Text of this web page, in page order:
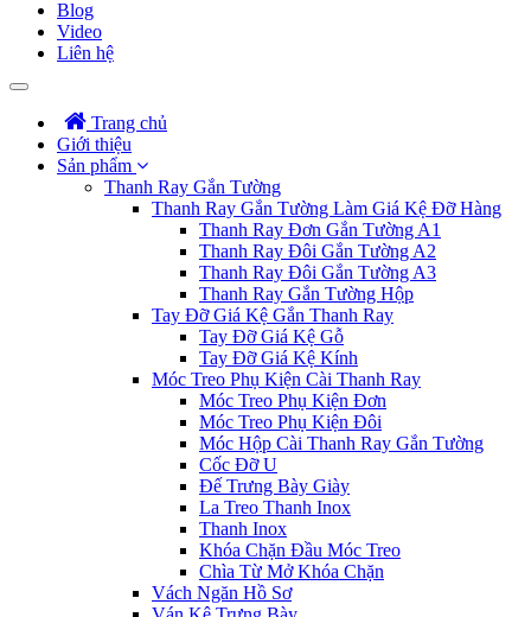
Blog
Video
Liên hệ
Trang chủ
Giới thiệu
Sản phẩm
Thanh Ray Gắn Tường
Thanh Ray Gắn Tường Làm Giá Kệ Đỡ Hàng
Thanh Ray Đơn Gắn Tường A1
Thanh Ray Đôi Gắn Tường A2
Thanh Ray Đôi Gắn Tường A3
Thanh Ray Gắn Tường Hộp
Tay Đỡ Giá Kệ Gắn Thanh Ray
Tay Đỡ Giá Kệ Gỗ
Tay Đỡ Giá Kệ Kính
Móc Treo Phụ Kiện Cài Thanh Ray
Móc Treo Phụ Kiện Đơn
Móc Treo Phụ Kiện Đôi
Móc Hộp Cài Thanh Ray Gắn Tường
Cốc Đỡ U
Đế Trưng Bày Giày
La Treo Thanh Inox
Thanh Inox
Khóa Chặn Đầu Móc Treo
Chìa Từ Mở Khóa Chặn
Vách Ngăn Hồ Sơ